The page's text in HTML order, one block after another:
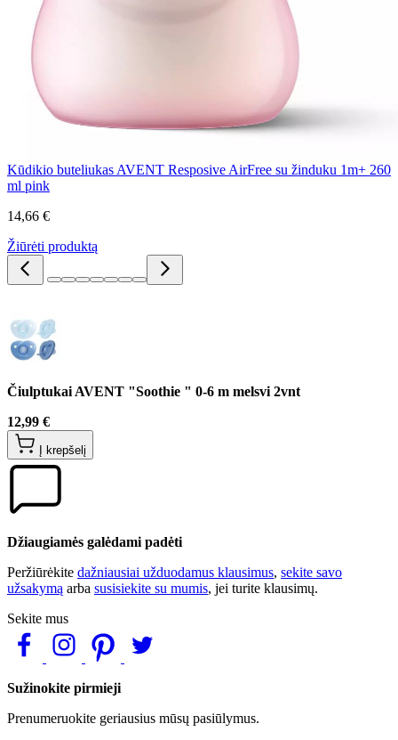
Kūdikio buteliukas AVENT Resposive AirFree su žinduku 1m+ 260
ml pink
14,66 €
Žiūrėti produktą
Čiulptukai AVENT "Soothie " 0-6 m melsvi 2vnt
12,99 €
Į krepšelį
Džiaugiamės galėdami padėti
Peržiūrėkite dažniausiai užduodamus klausimus, sekite savo
užsakymą arba susisiekite su mumis, jei turite klausimų.
Sekite mus
Sužinokite pirmieji
Prenumeruokite geriausius mūsų pasiūlymus.